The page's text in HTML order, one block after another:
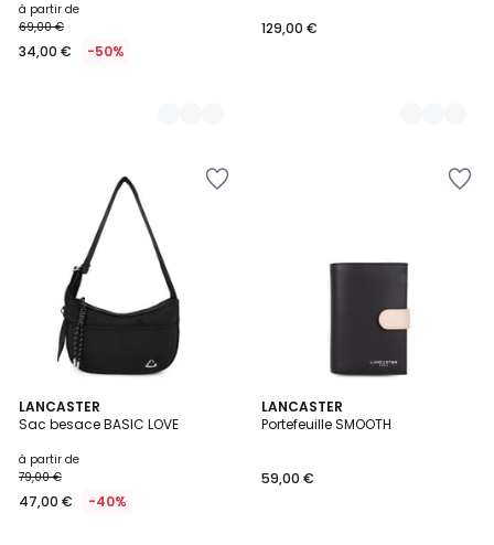
à partir de
69,00 €
34,00 € -50%
129,00 €
LANCASTER
Sac besace BASIC LOVE
à partir de
79,00 €
47,00 € -40%
5
Couleurs
LANCASTER
Portefeuille SMOOTH
59,00 €
5
/
4
Couleurs